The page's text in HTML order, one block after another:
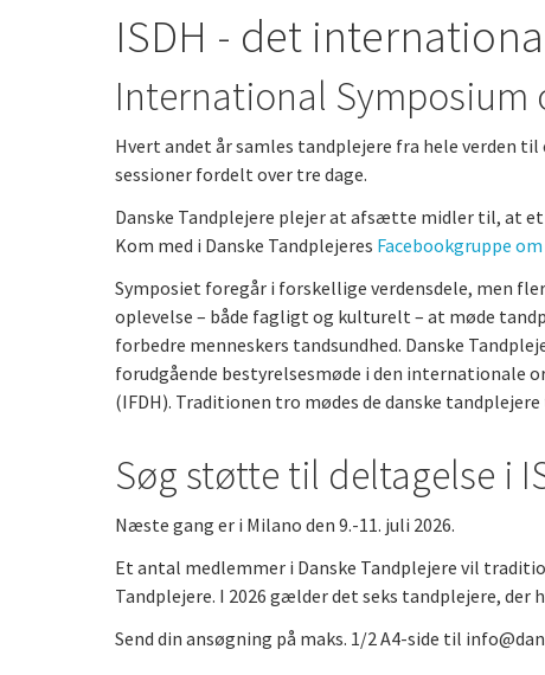
- TR-
som medlem
og a-kasse
ISDH - det
International Symposium
Hvert andet år samles tandplejere fra hele verden
sessioner fordelt over tre dage.
Danske Tandplejere plejer at afsætte midler til, at
Kom med i Danske Tandplejeres Facebookgruppe om
Symposiet foregår i forskellige verdensdele, men
oplevelse – både fagligt og kulturelt – at møde
forbedre menneskers tandsundhed. Danske
forudgående bestyrelsesmøde i den internationale
(IFDH). Traditionen tro mødes de danske
Søg støtte til deltagelse i
Næste gang er i Milano den 9.-11. juli 2026.
Et antal medlemmer i Danske Tandplejere vil
Tandplejere. I 2026 gælder det seks tandplejere, der
Send din ansøgning på maks. 1/2 A4-side til